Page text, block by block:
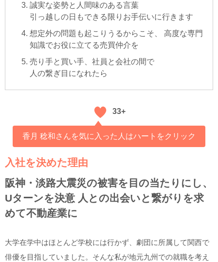
誠実な姿勢と人間味のある言葉
引っ越しの日もできる限りお手伝いに行きます
想定外の問題も起こりうるからこそ、 高度な専門
知識でお役に立てる売買仲介を
売り手と買い手、社員と会社の間で
人の繋ぎ目になれたら
33+
香月 稔和さんを気に入った人はハートをクリック
入社を決めた理由
阪神・淡路大震災の被害を目の当たりにし、
Uターンを決意 人との出会いと繋がりを求
めて不動産業に
大学在学中はほとんど学校には行かず、劇団に所属して関西で
俳優を目指していました。そんな私が地元九州での就職を考え